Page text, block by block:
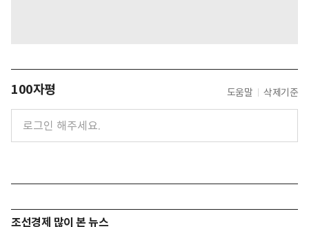
100자평 도움말 삭제기준
조선경제 많이 본 뉴스